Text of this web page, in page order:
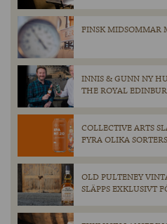
FINSK MIDSOMMAR
INNIS & GUNN NY
THE ROYAL
COLLECTIVE ARTS
FYRA OLIKA
OLD PULTENEY
SLÄPPS EXKLUSIVT